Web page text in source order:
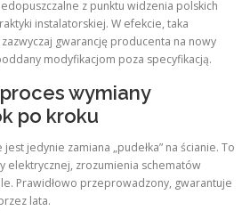
z punktu widzenia polskich
instalatorskiej. W efekcie, taka
zazwyczaj gwarancję producenta na nowy
modyfikacjom poza specyfikacją.
wymiany
po kroku
jedynie zamiana „pudełka” na ścianie. To
elektrycznej, zrozumienia schematów
Prawidłowo przeprowadzony, gwarantuje
lata.